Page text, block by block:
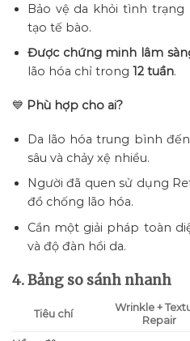
Bảo vệ da khỏi tình
tạo tế bào.
Được chứng minh lâm
lão hóa chỉ trong 12 tuần.
💙 Phù hợp cho ai?
Da lão hóa trung bình
sâu và chảy xệ nhiều.
Người đã quen sử dụng
đồ chống lão hóa.
Cần một giải pháp toàn
và độ đàn hồi da.
4. Bảng so sánh nhanh
Tiêu chí
Wrinkle +
Repair